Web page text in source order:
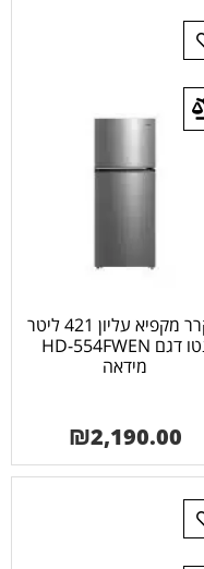
מקרר מקפיא עליון 421 ליטר
נטו דגם HD-554FWEN
מידאה
₪2,190.00